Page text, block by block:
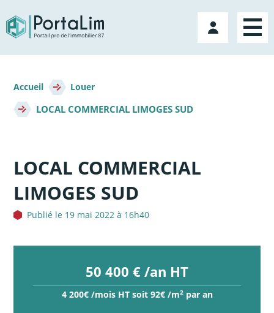
directement
au
contenu
Mon
compte
d'Ariane
Accueil Louer
LOCAL COMMERCIAL LIMOGES SUD
LOCAL COMMERCIAL
LIMOGES SUD
Publié le 19 mai 2022 à 16h40
50 400 € /an HT
4 200€ /mois HT soit 92€ /m2par an